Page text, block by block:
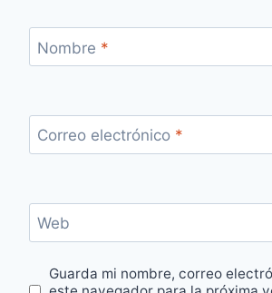
Nombre *
Correo electrónico *
Web
Guarda mi nombre, correo